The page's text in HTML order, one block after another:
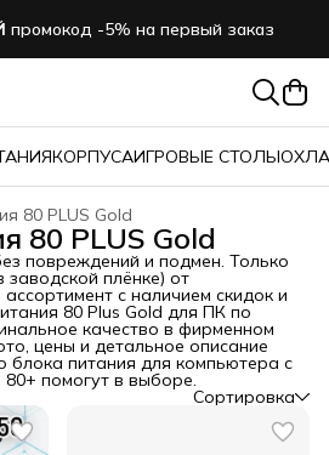
промокод -5% на первый заказ
КОРПУСАИГРОВЫЕ СТОЛЫ
80 PLUS Gold
80 PLUS Gold
повреждений и подмен. Только
плёнке) от
с наличием скидок и
80 Plus Gold для ПК по
качество в фирменном
цены и детальное описание
блока питания для компьютера с
помогут в выборе.
Сортировка